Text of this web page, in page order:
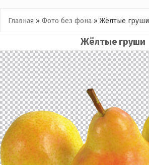
Png иконки
Фото без фона
Контакты
Главная » Фото без фона » Жёлтые груши
Жёлтые груши